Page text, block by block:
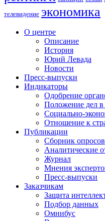
телевидение экономика
О центре
Описание
История
Юрий Левада
Новости
Пресс-выпуски
Индикаторы
Одобрение
Положение дел в
Социально-
Отношение к
Публикации
Сборник опросов
Аналитические
Журнал
Мнения
Пресс-выпуски
Заказчикам
Защита
Подбор данных
Омнибус